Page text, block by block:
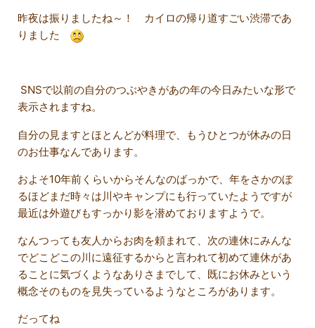
昨夜は振りましたね～！ カイロの帰り道すごい渋滞であ
りました
SNSで以前の自分のつぶやきがあの年の今日みたいな形で
表示されますね。
自分の見ますとほとんどが料理で、もうひとつが休みの日
のお仕事なんであります。
およそ10年前くらいからそんなのばっかで、年をさかのぼ
るほどまだ時々は川やキャンプにも行っていたようですが
最近は外遊びもすっかり影を潜めておりますようで。
なんつっても友人からお肉を頼まれて、次の連休にみんな
でどこどこの川に遠征するからと言われて初めて連休があ
ることに気づくようなありさまでして、既にお休みという
概念そのものを見失っているようなところがあります。
だってね